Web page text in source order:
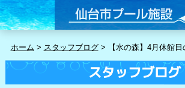
ホーム > スタッフブログ> 【水の森】4月休館
スタッフブログ